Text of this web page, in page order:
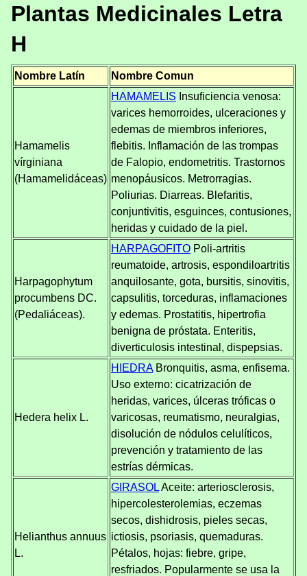
Plantas Medicinales Letra
H
Nombre Latín Nombre Comun
Hamamelis
vírginiana
(Hamamelidáceas)
HAMAMELIS Insuficiencia venosa:
varices hemorroides, ulceraciones y
edemas de miembros inferiores,
flebitis. Inflamación de las trompas
de Falopio, endometritis. Trastornos
menopáusicos. Metrorragias.
Poliurias. Diarreas. Blefaritis,
conjuntivitis, esguinces, contusiones,
heridas y cuidado de la piel.
Harpagophytum
procumbens DC.
(Pedaliáceas).
HARPAGOFITO Poli-artritis
reumatoide, artrosis, espondiloartritis
anquilosante, gota, bursitis, sinovitis,
capsulitis, torceduras, inflamaciones
y edemas. Prostatitis, hipertrofia
benigna de próstata. Enteritis,
diverticulosis intestinal, dispepsias.
Hedera helix L.
HIEDRABronquitis, asma, enfisema.
Uso externo: cicatrización de
heridas, varices, úlceras tróficas o
varicosas, reumatismo, neuralgias,
disolución de nódulos celulíticos,
prevención y tratamiento de las
estrías dérmicas.
Helianthus annuus
L.
GIRASOLAceite: arteriosclerosis,
hipercolesterolemias, eczemas
secos, dishidrosis, pieles secas,
ictiosis, psoriasis, quemaduras.
Pétalos, hojas: fiebre, gripe,
resfriados. Popularmente se usa la